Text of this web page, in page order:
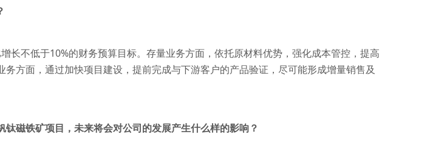
长不低于10%的财务预算目标。存量业务方面，依托原材料优势，强化成本管控，提高
方面，通过加快项目建设，提前完成与下游客户的产品验证，尽可能形成增量销售及
磁铁矿项目，未来将会对公司的发展产生什么样的影响？